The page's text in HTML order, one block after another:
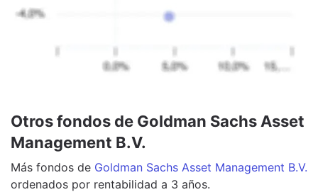
Otros fondos de Goldman Sachs Asset
Management B.V.
Más fondos de Goldman Sachs Asset Management B.V.
ordenados por rentabilidad a 3 años.